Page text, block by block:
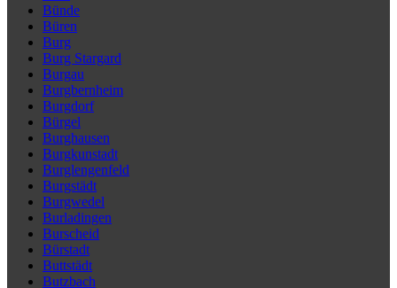
Bünde
Büren
Burg
Burg Stargard
Burgau
Burgbernheim
Burgdorf
Bürgel
Burghausen
Burgkunstadt
Burglengenfeld
Burgstädt
Burgwedel
Burladingen
Burscheid
Bürstadt
Buttstädt
Butzbach